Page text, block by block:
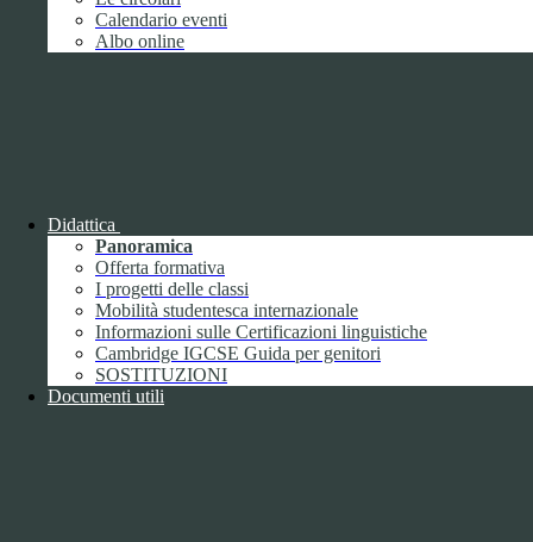
Calendario eventi
Albo online
Didattica
Panoramica
Offerta formativa
I progetti delle classi
Mobilità studentesca internazionale
Informazioni sulle Certificazioni linguistiche
Cambridge IGCSE Guida per genitori
SOSTITUZIONI
Documenti utili
Giugno
1
Luglio
Agosto
2018
Gennaio
Febbraio
Marzo
Aprile